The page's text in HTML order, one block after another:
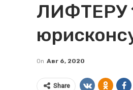
ЛИФТЕРУ
On Авг 6, 2020
Share